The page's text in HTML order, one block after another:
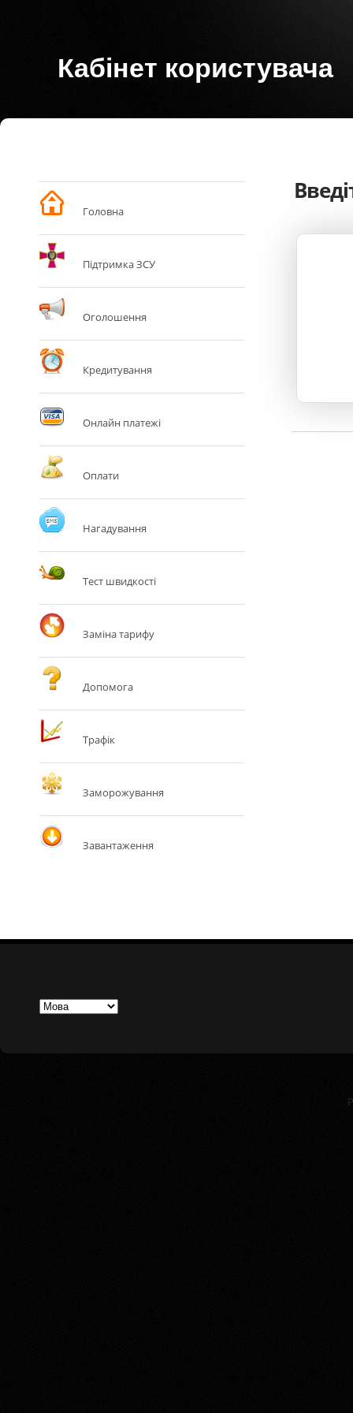
Кабінет користувача
Головна
Підтримка ЗСУ
Оголошення
Кредитування
Онлайн платежі
Оплати
Нагадування
Тест швидкості
Заміна тарифу
Допомога
Трафік
Заморожування
Завантаження